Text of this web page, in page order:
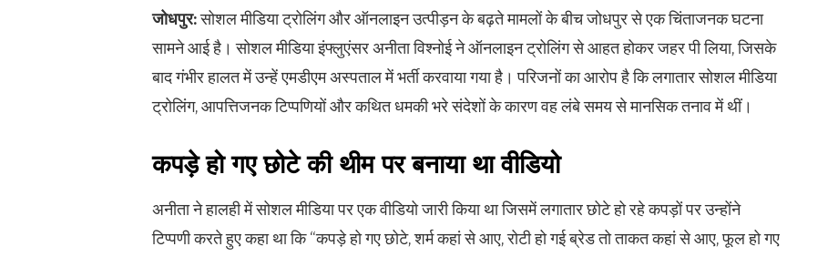
जोधपुर:सोशल मीडिया ट्रोलिंग और ऑनलाइन उत्पीड़न के बढ़ते मामलों के बीच जोधपुर से एक चिंताजनक घटना
सामने आई है। सोशल मीडिया इंफ्लुएंसर अनीता विश्नोई ने ऑनलाइन ट्रोलिंग से आहत होकर जहर पी लिया, जिसके
बाद गंभीर हालत में उन्हें एमडीएम अस्पताल में भर्ती करवाया गया है। परिजनों का आरोप है कि लगातार सोशल मीडिया
ट्रोलिंग, आपत्तिजनक टिप्पणियों और कथित धमकी भरे संदेशों के कारण वह लंबे समय से मानसिक तनाव में थीं।
कपड़े हो गए छोटे की थीम पर बनाया था वीडियो
अनीता ने हालही में सोशल मीडिया पर एक वीडियो जारी किया था जिसमें लगातार छोटे हो रहे कपड़ों पर उन्होंने
टिप्पणी करते हुए कहा था कि “कपड़े हो गए छोटे, शर्म कहां से आए, रोटी हो गई ब्रेड तो ताकत कहां से आए, फूल हो गए